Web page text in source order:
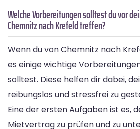
Welche Vorbereitungen solltest du vor
Chemnitz nach Krefeld treffen?
Wenn du von Chemnitz nach
es einige wichtige
solltest. Diese helfen dir dabei,
reibungslos und stressfrei zu
Eine der ersten Aufgaben ist es,
Mietvertrag zu prüfen und zu